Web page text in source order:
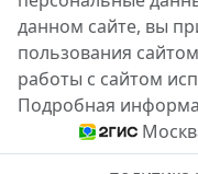
данном сайте, вы
пользования
работы с сайтом
Подробная